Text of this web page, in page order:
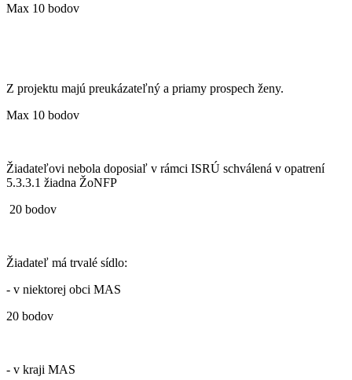
Max 10 bodov
Z projektu majú preukázateľný a priamy prospech ženy.
Max 10 bodov
Žiadateľovi nebola doposiaľ v rámci ISRÚ schválená v opatrení
5.3.3.1 žiadna ŽoNFP
20 bodov
Žiadateľ má trvalé sídlo:
- v niektorej obci MAS
20 bodov
- v kraji MAS